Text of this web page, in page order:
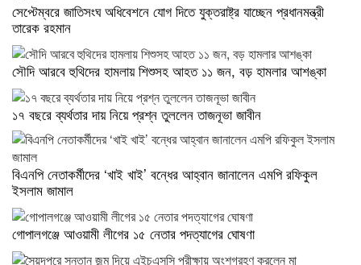
সেপ্টেম্বরে জাতিসংঘ অধিবেশনে যোগ দিতে যুক্তরাষ্ট্র যাচ্ছেন প্রধানমন্ত্রী
তারেক রহমান
সৌদি আরবে হুথিদের হামলায় শিশুসহ আহত ১১ জন, বড় হামলার আশঙ্কা
১৭ বছরে ব্যর্থতার দায় নিয়ে প্রশ্ন তুললেন তাজনূভা জাবীন
বিএনপি নেতাকর্মীদের ‘খাই খাই’ বন্ধের আহ্বান জানালেন এমপি রফিকুল
ইসলাম জামাল
গোপালগঞ্জে আওয়ামী লীগের ১৫ নেতার পদত্যাগের ঘোষণা